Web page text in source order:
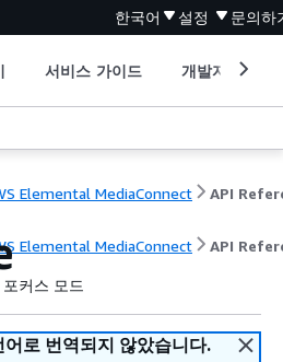
한국어 설정 문의하
서비스 가이드 개발자 도구
Elemental MediaConnect
Elemental MediaConnect API
포커스 모드
로 번역되지 않았습니다.